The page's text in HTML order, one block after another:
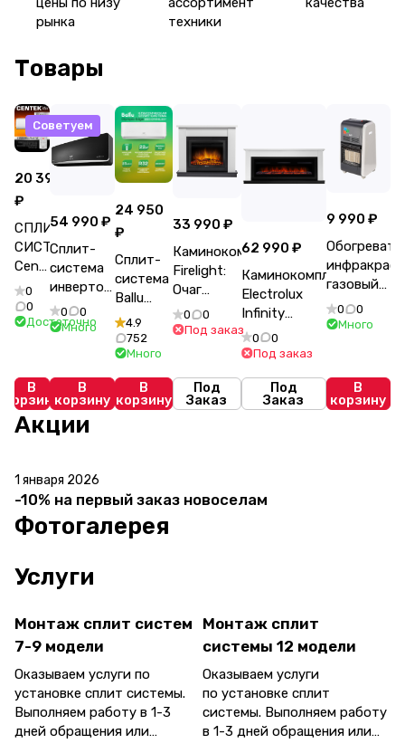
рынка
техники
Товары
Советуем
20 390
₽
СПЛИТ-
СИСТЕМА
Centek
CT-
65E07+
0
0
Достаточно
В
корзину
54 990 ₽
Сплит-
система
инверторного
типа Ballu
BSPI-
10HN8/BL/EU
0
0
Много
В
корзину
24 950
₽
Сплит-
система
Ballu
Olympio
Edge
BSO-
07HN8_22Y
комплект
4.9
752
Много
В
корзину
33 990 ₽
Каминокомплект
Firelight:
Очаг
EFP/P-
2520LS N
белый
0
0
Под заказ
Под
Заказ
62 990 ₽
Каминокомплект:Очаг
Electrolux
Infinity
EFP/P-
1600ULS,
Canto Long
белый,
0
0
Под заказ
Под
Заказ
9 990 ₽
газовый
Ballu
BIGH-55
0
0
Много
В
корзину
Акции
-10%
1 января 2026
-10% на первый заказ новоселам
Фотогалерея
Услуги
Монтаж сплит систем
7-9 модели
Оказываем услуги по
установке сплит системы.
Выполняем работу в 1-3
дней обращения или
Монтаж сплит
системы 12 модели
Оказываем услуги
по установке сплит
системы. Выполняем работу
в 1-3 дней обращения или